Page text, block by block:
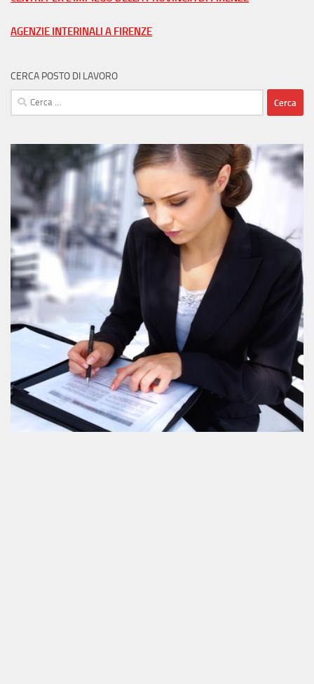
AGENZIE INTERINALI A FIRENZE
CERCA POSTO DI LAVORO
Ricerca
per: